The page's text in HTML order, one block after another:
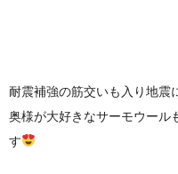
耐震補強の筋交いも入り地震
奥様が大好きなサーモウール
す